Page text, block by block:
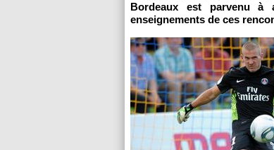
Bordeaux est parvenu à
enseignements de ces